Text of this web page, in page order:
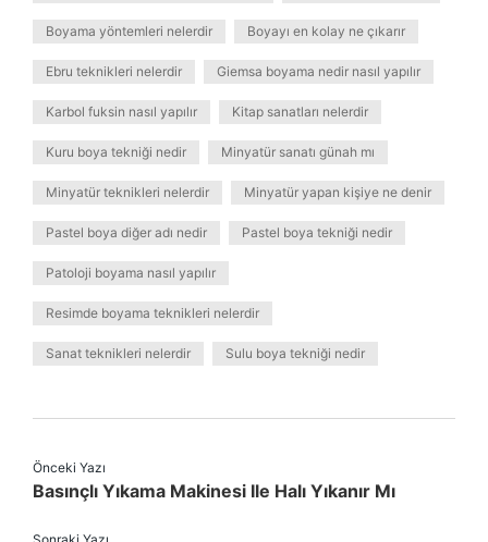
Boyama yöntemleri nelerdir Boyayı en kolay ne çıkarır
Ebru teknikleri nelerdir Giemsa boyama nedir nasıl yapılır
Karbol fuksin nasıl yapılır Kitap sanatları nelerdir
Kuru boya tekniği nedir Minyatür sanatı günah mı
Minyatür teknikleri nelerdir Minyatür yapan kişiye ne denir
Pastel boya diğer adı nedir Pastel boya tekniği nedir
Patoloji boyama nasıl yapılır
Resimde boyama teknikleri nelerdir
Sanat teknikleri nelerdir Sulu boya tekniği nedir
Önceki Yazı
Basınçlı Yıkama Makinesi Ile Halı Yıkanır Mı